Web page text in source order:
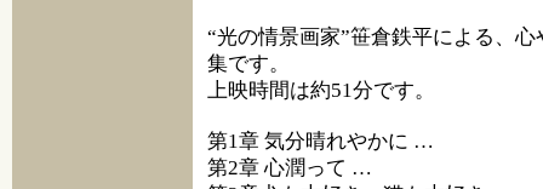
“光の情景画家”笹倉鉄平による、
集です。
上映時間は約51分です。
第1章 気分晴れやかに …
第2章 心潤って …